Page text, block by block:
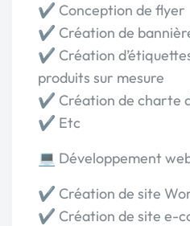
✔️ Conception de flyer
✔️ Création de
✔️ Création
produits sur mesure
✔️ Création de charte
✔️ Etc
💻 Développement
✔️ Création de site
✔️ Création de site e-